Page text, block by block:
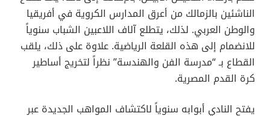
الناشئين بالزمالك من أعرق المدارس الكروية في أفريقيا
والوطن العربي. لذلك، يتطلع آلاف اللاعبين الشباب سنوياً
للانضمام إلى هذه القلعة الرياضية. علاوة على ذلك، يلقب
القطاع بـ “مدرسة الفن والهندسة” نظراً لتخريج أساطير
كرة القدم المصرية.
يفتح النادي أبوابه سنوياً لاكتشاف المواهب الجديدة عبر